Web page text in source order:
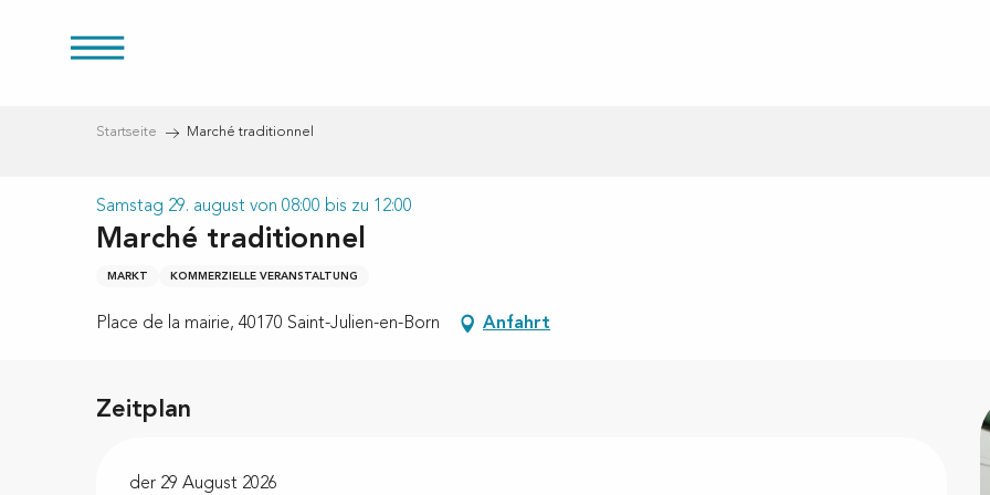
Startseite Marché traditionnel
Samstag 29. august von 08:00 bis zu 12:00
Marché traditionnel
MARKT KOMMERZIELLE VERANSTALTUNG
Place de la mairie, 40170 Saint-Julien-en-Born Anfahrt
Zeitplan
der 29 August 2026